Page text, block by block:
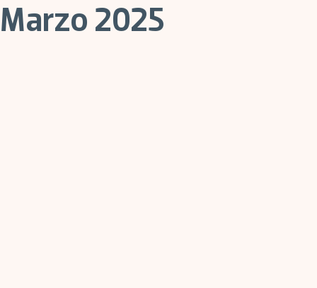
Marzo 2025